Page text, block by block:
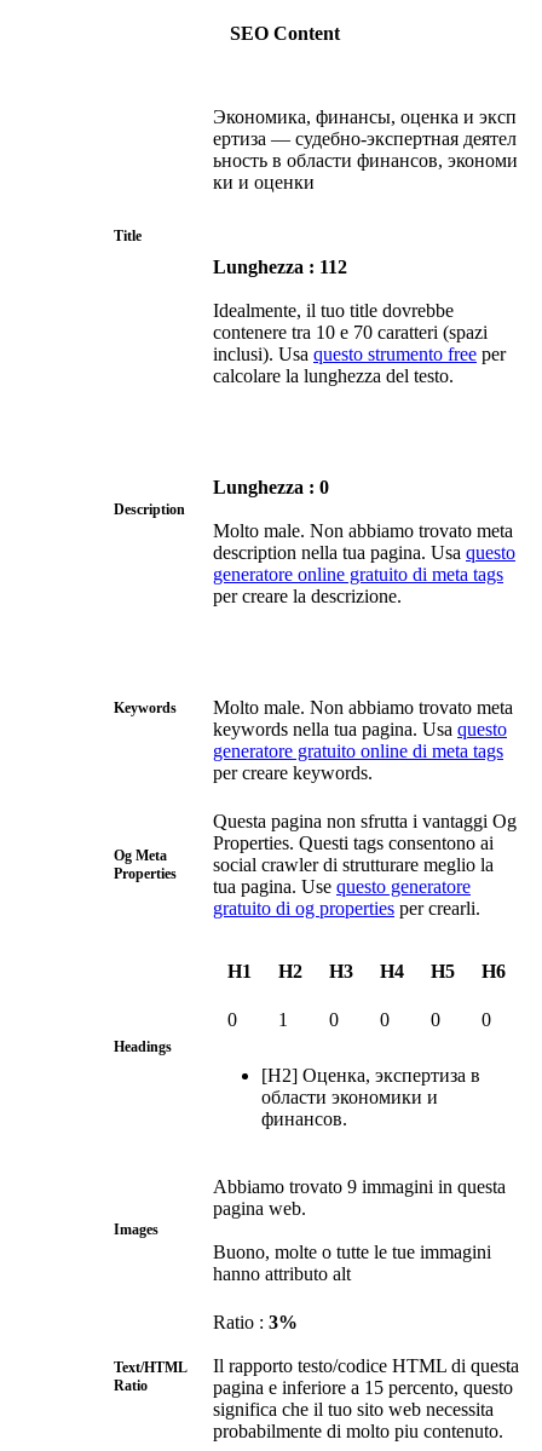
SEO Content
Title
Экономика, финансы, оценка и эксп
ертиза — судебно-экспертная деятел
ьность в области финансов, экономи
ки и оценки
Lunghezza : 112
Idealmente, il tuo title dovrebbe
contenere tra 10 e 70 caratteri (spazi
inclusi). Usa questo strumento free per
calcolare la lunghezza del testo.
Description
Lunghezza : 0
Molto male. Non abbiamo trovato meta
description nella tua pagina. Usa questo
generatore online gratuito di meta tags
per creare la descrizione.
Keywords
Molto male. Non abbiamo trovato meta
keywords nella tua pagina. Usa questo
generatore gratuito online di meta tags
per creare keywords.
Og Meta
Properties
Questa pagina non sfrutta i vantaggi Og
Properties. Questi tags consentono ai
social crawler di strutturare meglio la
tua pagina. Use questo generatore
gratuito di og properties per crearli.
Headings
H1 H2 H3 H4 H5 H6
0 1 0 0 0 0
[H2] Оценка, экспертиза в
области экономики и
финансов.
Images
Abbiamo trovato 9 immagini in questa
pagina web.
Buono, molte o tutte le tue immagini
hanno attributo alt
Text/HTML
Ratio
Ratio : 3%
Il rapporto testo/codice HTML di questa
pagina e inferiore a 15 percento, questo
significa che il tuo sito web necessita
probabilmente di molto piu contenuto.